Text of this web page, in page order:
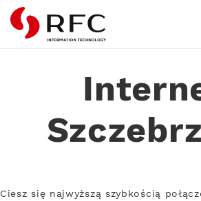
RFC
Ciesz się najwyższą szybkością